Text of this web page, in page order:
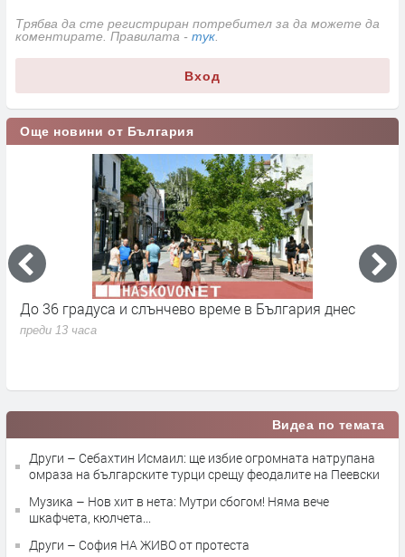
Трябва да сте регистриран потребител за да можете да
коментирате. Правилата - тук
Вход
Още новини от България
До 36 градуса и слънчево време в България днес
преди 13 часа
Видеа по темата
Други – Себахтин Исмаил: ще избие огромната натрупана
омраза на българските турци срещу феодалите на Пеевски
Музика – Нов хит в нета: Мутри сбогом! Няма вече
шкафчета, кюлчета...
Други – София НА ЖИВО от протеста